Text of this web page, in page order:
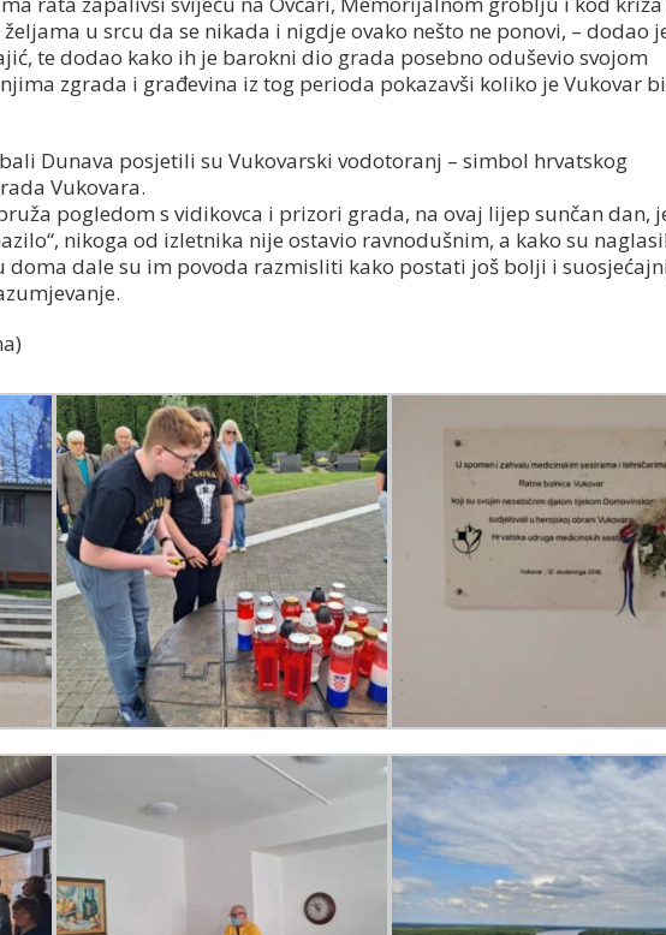
u srcu da se nikada i nigdje ovako nešto ne ponovi, – dodao
te dodao kako ih je barokni dio grada posebno oduševio svojom
zgrada i građevina iz tog perioda pokazavši koliko je Vukovar
Dunava posjetili su Vukovarski vodotoranj – simbol hrvatskog
Vukovara.
pogledom s vidikovca i prizori grada, na ovaj lijep sunčan dan,
nikoga od izletnika nije ostavio ravnodušnim, a kako su
dale su im povoda razmisliti kako postati još bolji i